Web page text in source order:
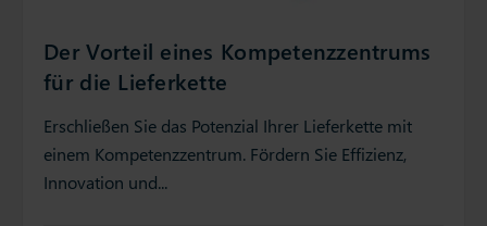
Der Vorteil eines Kompetenzzentrums
für die Lieferkette
Erschließen Sie das Potenzial Ihrer Lieferkette mit
einem Kompetenzzentrum. Fördern Sie Effizienz,
Innovation und...